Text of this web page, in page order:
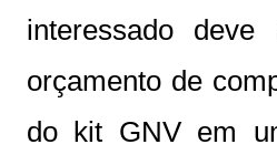
interessado deve
orçamento de
do kit GNV em